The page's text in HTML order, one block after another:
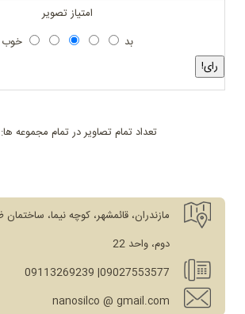
امتیاز تصویر
بد
خوب
تعداد تمام تصاویر در تمام مجموعه ها: 763
مازندران، قائمشهر، کوچه نیما،
دوم، واحد 22
09027553577| 09113269239
nanosilco @ gmail.com